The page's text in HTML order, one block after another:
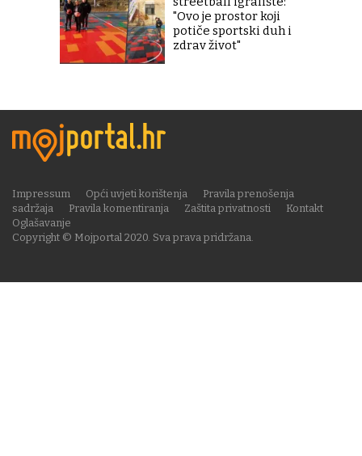
"Ovo je prostor koji
potiče sportski duh i
zdrav život"
Copyright © Mojportal 2020. Sva prava pridržana.
Impressum Opći uvjeti korištenja
Pravila prenošenja
sadržaja
Pravila komentiranja Zaštita privatnosti
Kontakt
Oglašavanje